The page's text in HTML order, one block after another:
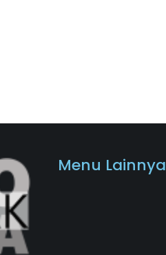
Menu Lainnya